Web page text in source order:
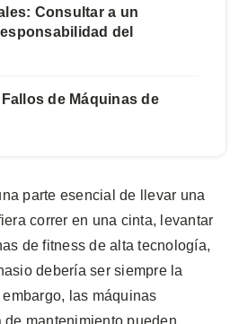
Consultar a un
del
de Máquinas de
parte esencial de llevar una
correr en una cinta, levantar
de fitness de alta tecnología,
debería ser siempre la
las máquinas
mantenimiento pueden